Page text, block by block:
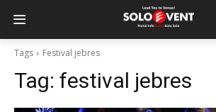
Tags Festival jebres
Tag: festival jebres